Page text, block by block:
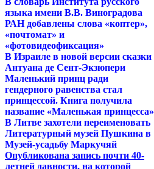
языка имени В.В. Виноградова
РАН добавлены слова «коптер»,
«почтомат» и
«фотовидеофиксация»
В Израиле в новой версии сказки
Антуана де Сент-Экзюпери
Маленький принц ради
гендерного равенства стал
принцессой. Книга получила
название «Маленькая принцесса»
В Литве захотели переименовать
Литературный музей Пушкина в
Музей-усадьбу Маркучяй
Опубликована запись почти 40-
летней давности, на которой